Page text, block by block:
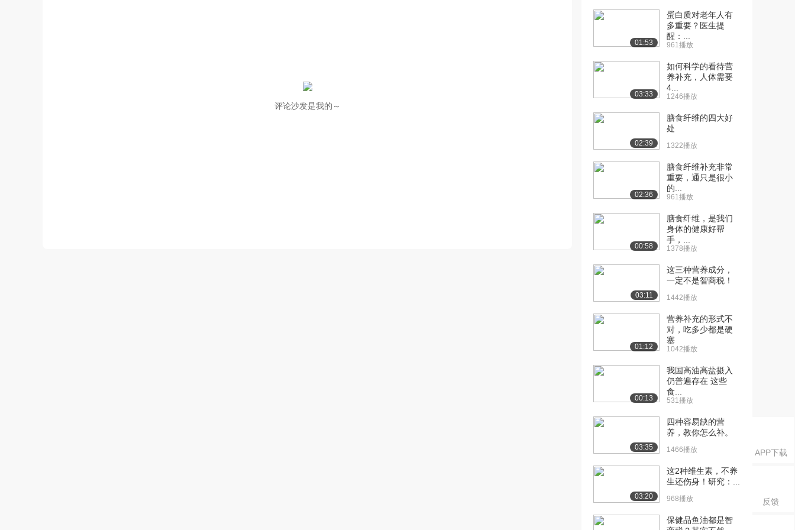
APP下载
反馈
评论沙发是我的～
[10] 1.5 综合评价营养价值
07:48
[11] 2.1 主食的概念和谷薯
07:58
[12] 2.1 主食的概念和谷薯
08:01
[13] 2.2 主食中的营养素
（上）
07:29
（下）
（上）
[16] 2.3 全谷杂粮与健康
（下）
[17] 2.4 主食选择与血糖控
制（上）
4635播放
[18] 2.4 主食选择与血糖控
5046播放
[19] 3.1 豆子的分类和大量
4014播放
[20] 3.1 豆子的分类和大量
营养素（下...
3966播放
01:53
蛋白质对老年人有
多重要？医生提
醒：...
961播放
03:33
如何科学的看待营
养补充，人体需要
4...
1246播放
02:39
膳食纤维的四大好
处
1322播放
02:36
膳食纤维补充非常
重要，通只是很小
的...
961播放
00:58
膳食纤维，是我们
身体的健康好帮
手，...
1378播放
03:11
这三种营养成分，
一定不是智商税！
1442播放
01:12
营养补充的形式不
对，吃多少都是硬
塞
1042播放
00:13
我国高油高盐摄入
仍普遍存在 这些
食...
531播放
03:35
四种容易缺的营
养，教你怎么补。
1466播放
03:20
这2种维生素，不养
生还伤身！研究：...
968播放
保健品鱼油都是智